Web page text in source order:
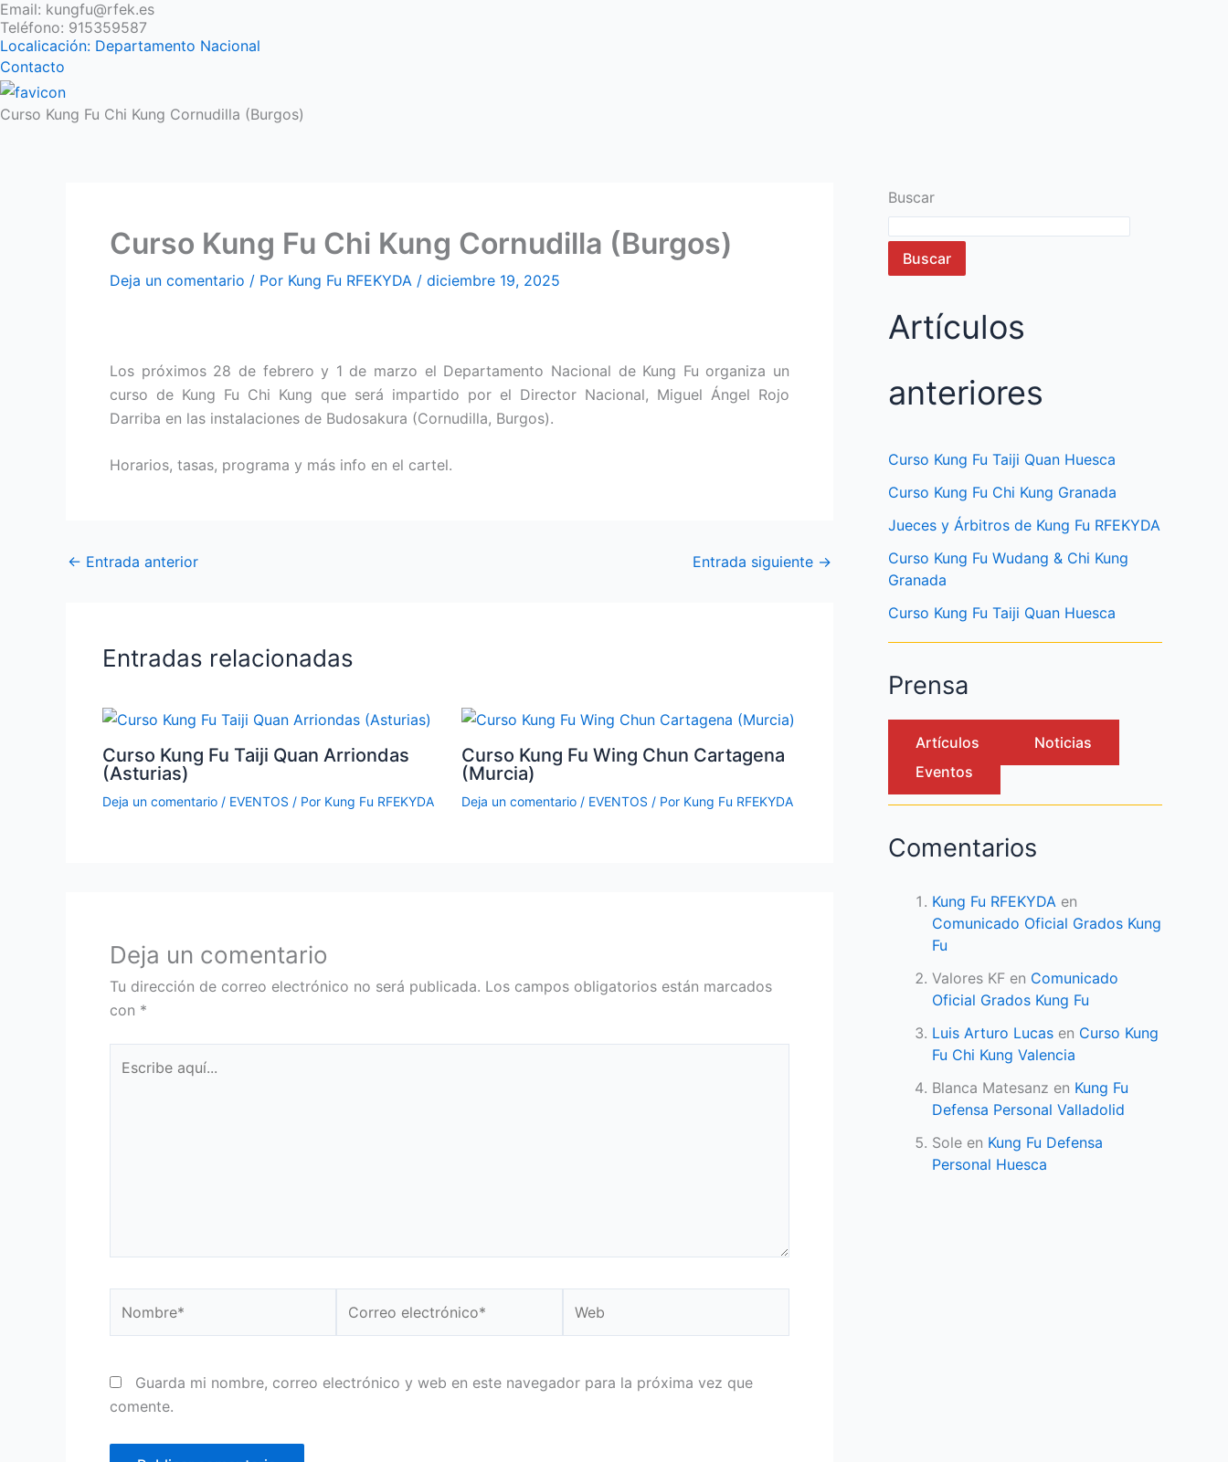
Ir
al
contenido
Email: kungfu@rfek.es
Teléfono: 915359587
Localicación: Departamento Nacional
Contacto
Curso Kung Fu Chi Kung Cornudilla (Burgos)
Curso Kung Fu Chi Kung Cornudilla (Burgos)
Deja un comentario / Por Kung Fu RFEKYDA / diciembre 19, 2025
Los próximos 28 de febrero y 1 de marzo el Departamento Nacional de Kung Fu organiza un
curso de Kung Fu Chi Kung que será impartido por el Director Nacional, Miguel Ángel Rojo
Darriba en las instalaciones de Budosakura (Cornudilla, Burgos).
Horarios, tasas, programa y más info en el cartel.
← Entrada anterior Entrada siguiente →
Entradas relacionadas
Curso Kung Fu Taiji Quan Arriondas
(Asturias)
Deja un comentario / EVENTOS / Por Kung Fu RFEKYDA
Curso Kung Fu Wing Chun Cartagena
(Murcia)
Deja un comentario / EVENTOS / Por Kung Fu RFEKYDA
Deja un comentario
Tu dirección de correo electrónico no será publicada. Los campos obligatorios están marcados
con *
aquí...
electrónico*
Guarda mi nombre, correo electrónico y web en este navegador para la próxima vez que
comente.
Buscar
Buscar
Artículos
anteriores
Curso Kung Fu Taiji Quan Huesca
Curso Kung Fu Chi Kung Granada
Jueces y Árbitros de Kung Fu RFEKYDA
Curso Kung Fu Wudang & Chi Kung
Granada
Curso Kung Fu Taiji Quan Huesca
Prensa
Artículos
Noticias
Eventos
Comentarios
Kung Fu RFEKYDA en
Comunicado Oficial Grados Kung
Fu
Valores KF en Comunicado
Oficial Grados Kung Fu
Luis Arturo Lucas en Curso Kung
Fu Chi Kung Valencia
Blanca Matesanz en Kung Fu
Defensa Personal Valladolid
Sole en Kung Fu Defensa
Personal Huesca